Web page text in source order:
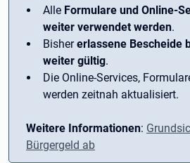
Alle Formulare und Online-
weiter verwendet werden.
Bishererlassene Bescheide
weiter gültig.
Die Online-Services,
werden zeitnah aktualisiert.
Weitere Informationen:
Bürgergeld ab